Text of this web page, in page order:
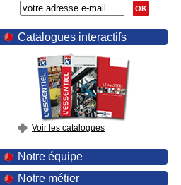
OK
Catalogues interactifs
Voir les catalogues
Notre équipe
Notre métier